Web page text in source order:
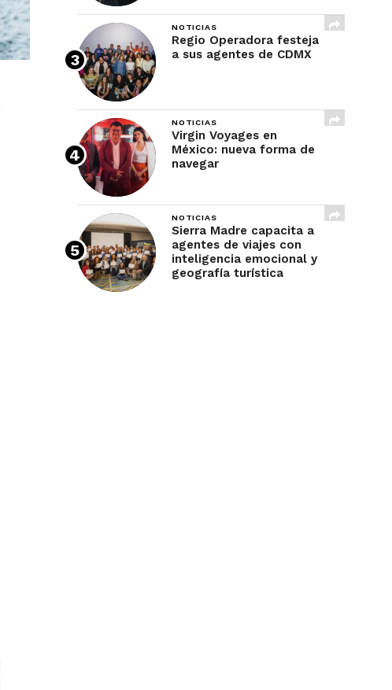
NOTICIAS
Regio Operadora festeja
a sus agentes de CDMX
NOTICIAS
Virgin Voyages en
México: nueva forma de
navegar
NOTICIAS
Sierra Madre capacita a
agentes de viajes con
inteligencia emocional y
geografía turística